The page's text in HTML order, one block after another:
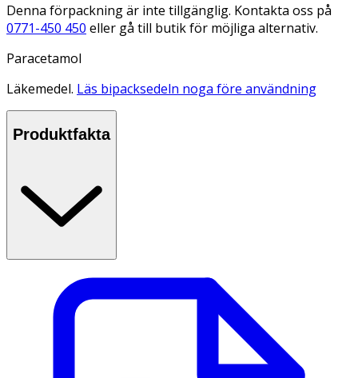
Denna förpackning är inte tillgänglig. Kontakta oss på
0771-450 450 eller gå till butik för möjliga alternativ.
Paracetamol
Läkemedel. Läs bipacksedeln noga före användning
Produktfakta